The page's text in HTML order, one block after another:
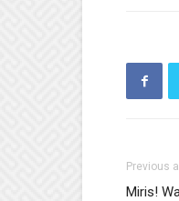
Previous
Miris!